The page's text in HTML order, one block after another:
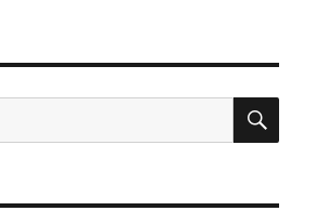
chanvre